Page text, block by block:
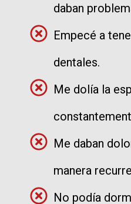
daban
Empecé a
dentales.
Me dolía la
Me daban
manera
No podía